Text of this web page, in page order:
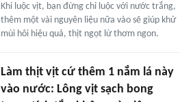
Khi luộc vịt, bạn đừng chỉ luộc với nước trắng,
thêm một vài nguyên liệu nữa vào sẽ giúp khử
mùi hôi hiệu quả, thịt ngọt lừ thơm ngon.
Làm thịt vịt cứ thêm 1 nắm lá này
vào nước: Lông vịt sạch bong